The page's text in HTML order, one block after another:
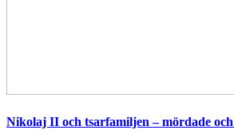
Nikolaj II och tsarfamiljen – mördade